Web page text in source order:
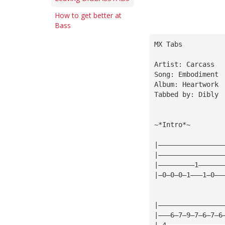
How to get better at
Bass
MX Tabs
Artist: Carcass
Song: Embodiment
Album: Heartwork
Tabbed by: Dibly
~*Intro*~